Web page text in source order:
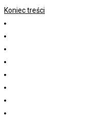
Koniec treści